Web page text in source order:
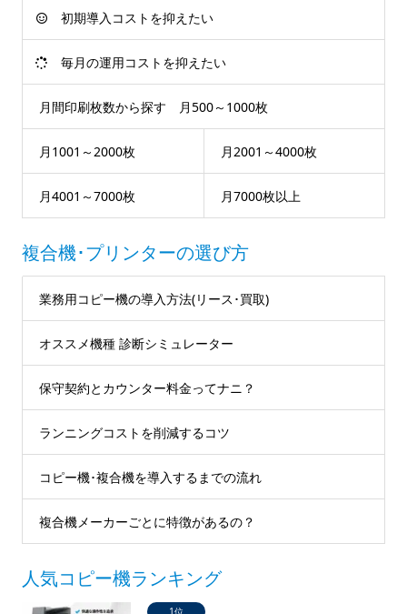
初期導入コストを抑えたい
毎月の運用コストを抑えたい
月間印刷枚数から探す 月500～1000枚
月1001～2000枚 月2001～4000枚
月4001～7000枚 月7000枚以上
複合機･プリンターの選び方
業務用コピー機の導入方法(リース･買取)
オススメ機種 診断シミュレーター
保守契約とカウンター料金ってナニ？
ランニングコストを削減するコツ
コピー機･複合機を導入するまでの流れ
複合機メーカーごとに特徴があるの？
人気コピー機ランキング